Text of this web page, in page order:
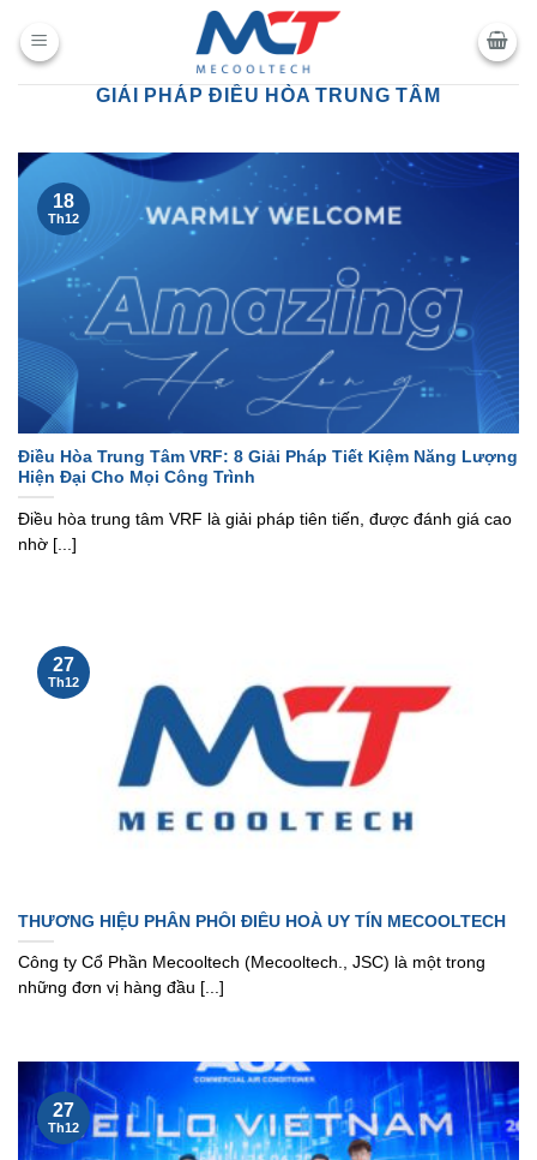
đến
GIẢI PHÁP ĐIỀU HÒA TRUNG TÂM
Điều Hòa Trung Tâm VRF: 8 Giải Pháp Tiết Kiệm Năng Lượng
Hiện Đại Cho Mọi Công Trình
Điều hòa trung tâm VRF là giải pháp tiên tiến, được đánh giá cao
nhờ [...]
18
Th12
THƯƠNG HIỆU PHÂN PHỐI ĐIỀU HOÀ UY TÍN MECOOLTECH
Công ty Cổ Phần Mecooltech (Mecooltech., JSC) là một trong
những đơn vị hàng đầu [...]
27
Th12
27
Th12